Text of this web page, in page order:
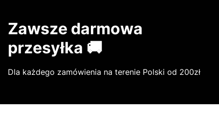
Zawsze darmowa
przesyłka 🚚
Dla każdego zamówienia na terenie Polski od 200zł